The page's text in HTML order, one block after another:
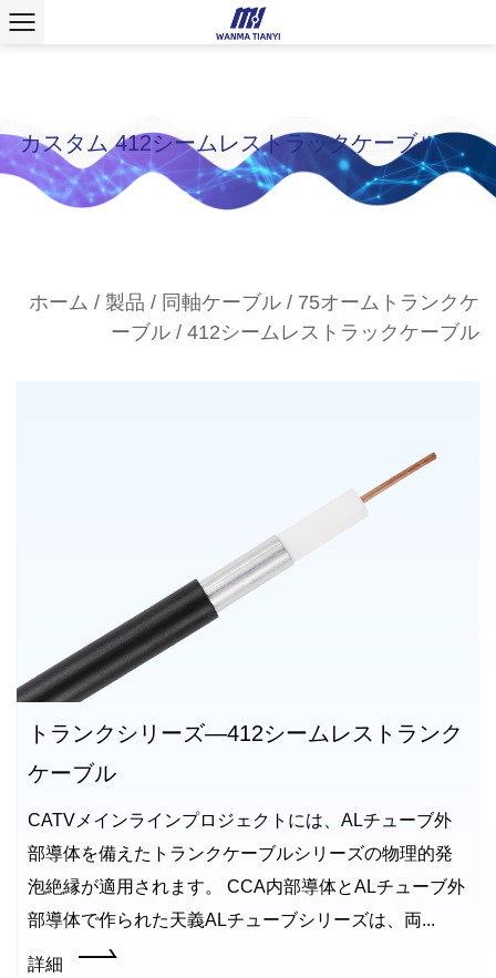
カスタム 412シームレストラックケーブル
ホーム / 製品 / 同軸ケーブル / 75オームトランクケ
ーブル / 412シームレストラックケーブル
トランクシリーズ—412シームレストランク
ケーブル
CATVメインラインプロジェクトには、ALチューブ外
部導体を備えたトランクケーブルシリーズの物理的発
泡絶縁が適用されます。 CCA内部導体とALチューブ外
部導体で作られた天義ALチューブシリーズは、両...
詳細